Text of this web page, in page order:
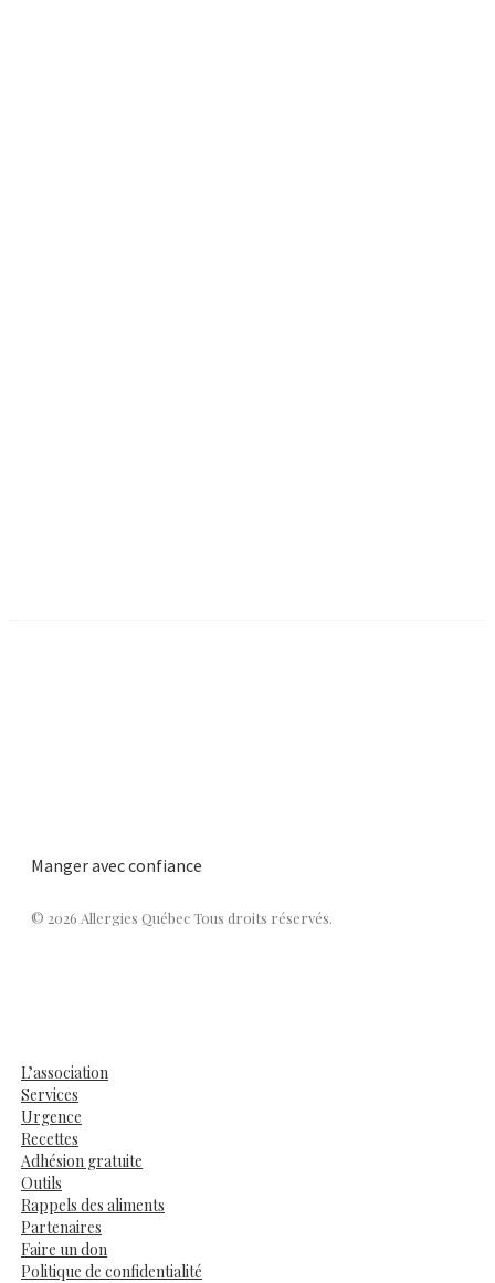
Manger avec confiance
© 2026 Allergies Québec Tous droits réservés.
L’association
Services
Urgence
Recettes
Adhésion gratuite
Outils
Rappels des aliments
Partenaires
Faire un don
Politique de confidentialité